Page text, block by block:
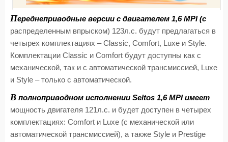
Переднеприводные версии с двигателем 1,6MPI(с
распределенным впрыском) 123л.с. будут предлагаться в
четырех комплектациях –Classic, Comfort, Luxe и Style.
Комплектации Classic и Comfort будут доступны как с
механической, так и с автоматической трансмиссией, Luxe
и Style – только с автоматической.
В полноприводном исполнении Seltos 1,6MPIимеет
мощность двигателя 121л.с. и будет доступен в четырех
комплектациях: Comfort и Luxe (с механической или
автоматической трансмиссией), а также Style и Prestige